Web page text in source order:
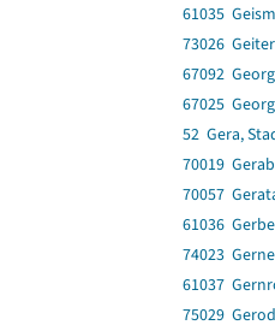
61035
73026
67092
67025
52 Gera,
70019
70057
61036
74023
61037
75029